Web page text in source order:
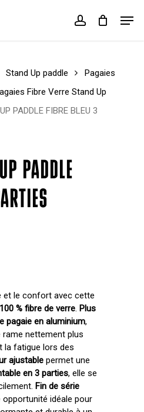
accountClose
Stand Up paddle
Pagaies
Fibre Verre Stand Up
PADDLE FIBRE BLEU 3
PADDLE
:
€.
et le confort avec cette
% fibre de verre. Plus
pagaie en aluminium,
nettement plus
la fatigue lors des
ajustablepermet une
en 3 parties, elle se
Fin de série
idéale pour